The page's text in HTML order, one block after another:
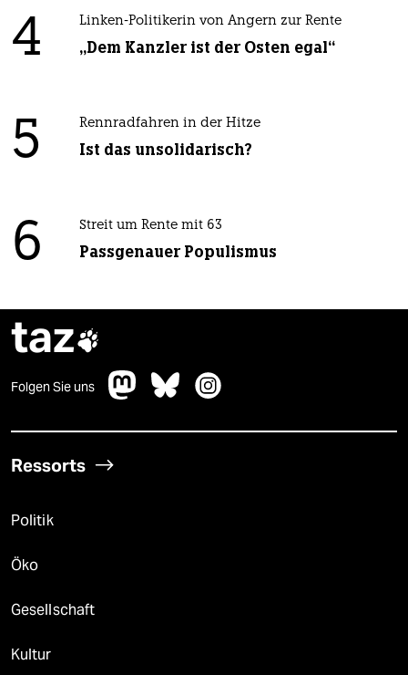
4 Linken-Politikerin von Angern zur Rente
„Dem Kanzler ist der Osten egal“
5 Rennradfahren in der Hitze
Ist das unsolidarisch?
6 Streit um Rente mit 63
Passgenauer Populismus
taz
Folgen Sie uns
Ressorts
Politik
Öko
Gesellschaft
Kultur